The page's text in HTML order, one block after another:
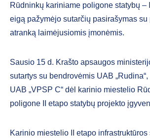
Rūdninkų kariniame poligone statybų –
eigą pažymėjo sutarčių pasirašymas
atranką laimėjusiomis įmonėmis.
Sausio 15 d. Krašto apsaugos
sutartys su bendrovėmis UAB „Rudina“,
UAB „VPSP C“ dėl karinio miestelio
poligone II etapo statybų projekto
Karinio miestelio II etapo infrastruktūros